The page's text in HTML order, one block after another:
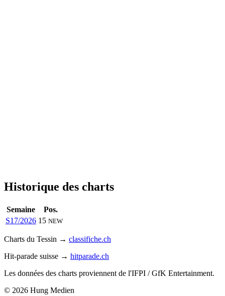
Historique des charts
Semaine
Pos.
S17/2026 15 NEW
Charts du Tessin → classifiche.ch
Hit-parade suisse → hitparade.ch
Les données des charts proviennent de l'IFPI / GfK Entertainment.
© 2026 Hung Medien